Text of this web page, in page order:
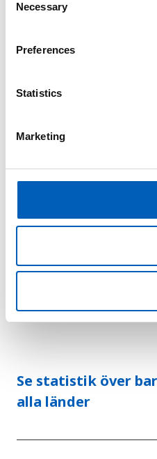
Necessary
Preferences
Statistics
Marketing
barn dör per 1 000
Ghana
Se statistik över
alla länder